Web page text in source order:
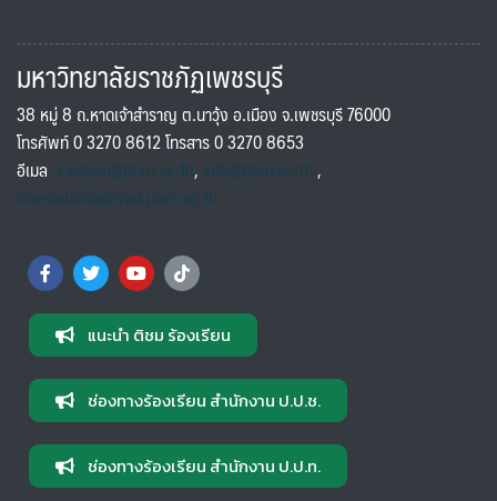
มหาวิทยาลัยราชภัฏเพชรบุรี
38 หมู่ 8 ถ.หาดเจ้าสำราญ ต.นาวุ้ง อ.เมือง จ.เพชรบุรี 76000
โทรศัพท์ 0 3270 8612 โทรสาร 0 3270 8653
อีเมล saraban@pbru.ac.th, info@pbru.ac.th,
international@mail.pbru.ac.th
แนะนำ ติชม ร้องเรียน
ช่องทางร้องเรียน สำนักงาน ป.ป.ช.
ช่องทางร้องเรียน สำนักงาน ป.ป.ท.